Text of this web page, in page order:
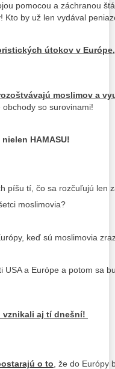
pomocou a záchranou
Kto by už len vydával
útokov v Európe,
moslimov a
so surovinami!
HAMASU!
píšu tí, čo sa rozčuľujú len
moslimovia?
keď sú moslimovia
USA a Európe a potom sa
vznikali aj tí dnešní!
o to , že do